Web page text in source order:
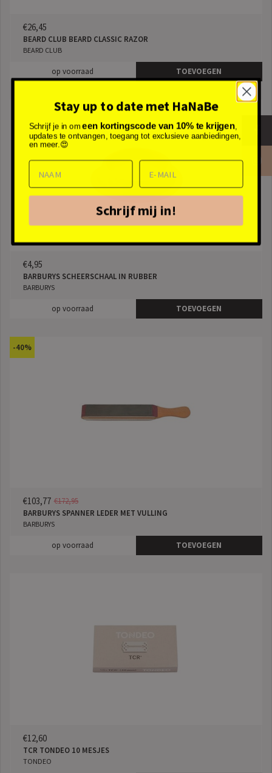
€26,45
BEARD CLUB BEARD CLASSIC RAZOR
BEARD CLUB
op voorraad TOEVOEGEN
€4,95
BARBURYS SCHEERSCHAAL IN RUBBER
BARBURYS
op voorraad TOEVOEGEN
-40%
€103,77 €172,95
BARBURYS SPANNER LEDER MET VULLING
BARBURYS
op voorraad TOEVOEGEN
€12,60
TCR TONDEO 10 MESJES
TONDEO
Stay up to date met HaNaBe
Schrijf je in om een kortingscode van 10% te krijgen,
updates te ontvangen, toegang tot exclusieve aanbiedingen,
en meer.😍
Schrijf mij in!